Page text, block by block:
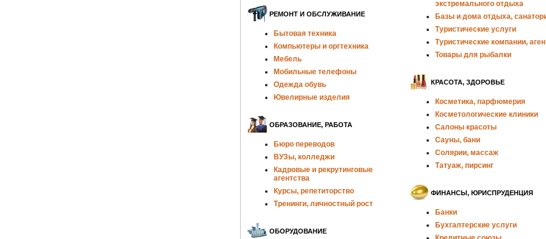
РЕМОНТ И ОБСЛУЖИВАНИЕ
Бытовая техника
Компьютеры и оргтехника
Мебель
Мобильные телефоны
Одежда обувь
Ювелирные изделия
ОБРАЗОВАНИЕ, РАБОТА
Бюро переводов
ВУЗы, колледжи
Кадровые и рекрутинговые
агентства
Курсы, репетиторство
Тренинги, личностный рост
ОБОРУДОВАНИЕ
экстремального отдыха
Базы и дома отдыха,
Туристические услуги
Туристические компании,
Товары для рыбалки
КРАСОТА, ЗДОРОВЬЕ
Косметика, парфюмерия
Косметологические клиники
Салоны красоты
Сауны, бани
Солярии, массаж
Татуаж, пирсинг
ФИНАНСЫ, ЮРИСПРУДЕНЦИЯ
Банки
Бухгалтерские услуги